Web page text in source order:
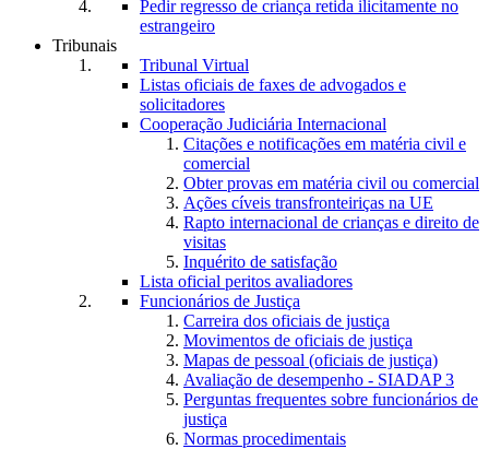
Pedir regresso de criança retida ilicitamente no
estrangeiro
Tribunais
Tribunal Virtual
Listas oficiais de faxes de advogados e
solicitadores
Cooperação Judiciária Internacional
Citações e notificações em matéria civil e
comercial
Obter provas em matéria civil ou comercial
Ações cíveis transfronteiriças na UE
Rapto internacional de crianças e direito de
visitas
Inquérito de satisfação
Lista oficial peritos avaliadores
Funcionários de Justiça
Carreira dos oficiais de justiça
Movimentos de oficiais de justiça
Mapas de pessoal (oficiais de justiça)
Avaliação de desempenho - SIADAP 3
Perguntas frequentes sobre funcionários de
justiça
Normas procedimentais